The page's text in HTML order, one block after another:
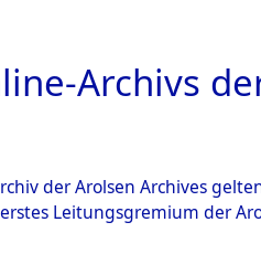
ARCHIVALE
Archivs
der Arolsen Archives
Leitungsgremium der